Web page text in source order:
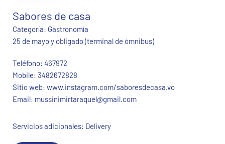
Sabores de casa
Categoría: Gastronomía
25 de mayo y obligado (terminal de ómnibus)
Teléfono: 467972
Mobile: 3482672828
Sitio web: www.instagram.com/saboresdecasa.vo
Email: mussinimirtaraquel@gmail.com
Servicios adicionales: Delivery